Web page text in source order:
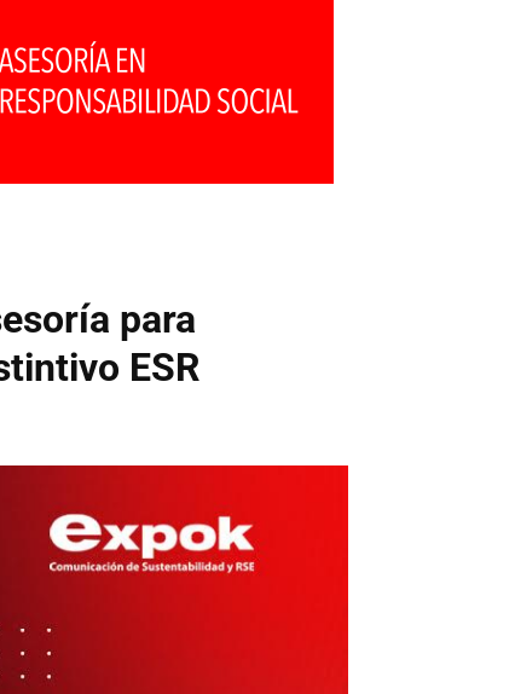
para
ESR